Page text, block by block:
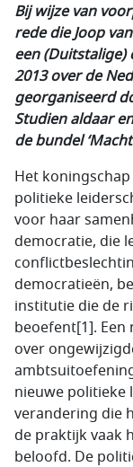
Bij wijze van
rede die Joop
een
2013 over de
georganiseerd
Studien aldaar
de bundel
Het
politieke
voor haar
democratie, die
democratieën,
institutie die de
beoefent[1].
over
nieuwe politieke
verandering die
de praktijk vaak
beloofd. De